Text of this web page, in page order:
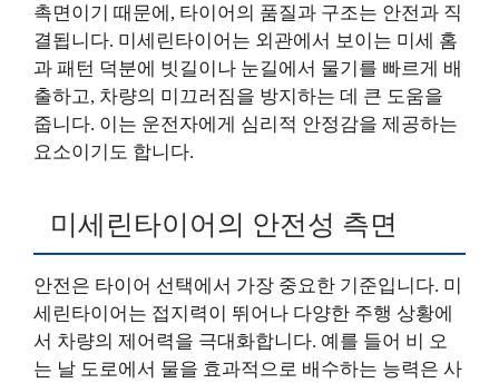
촉면이기 때문에, 타이어의 품질과 구조는 안전과 직
결됩니다. 미세린타이어는 외관에서 보이는 미세 홈
과 패턴 덕분에 빗길이나 눈길에서 물기를 빠르게 배
출하고, 차량의 미끄러짐을 방지하는 데 큰 도움을
줍니다. 이는 운전자에게 심리적 안정감을 제공하는
요소이기도 합니다.
미세린타이어의 안전성 측면
안전은 타이어 선택에서 가장 중요한 기준입니다. 미
세린타이어는 접지력이 뛰어나 다양한 주행 상황에
서 차량의 제어력을 극대화합니다. 예를 들어 비 오
는 날 도로에서 물을 효과적으로 배수하는 능력은 사